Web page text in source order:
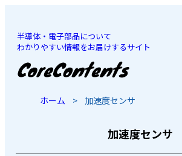
半導体・電子部品について
わかりやすい情報をお届けするサイト
JP
ホーム > 加速度センサ
加速度センサ